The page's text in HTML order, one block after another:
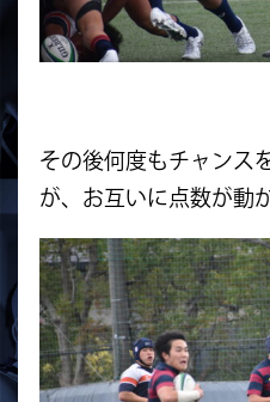
その後何度もチャンス
が、 お互いに点数が動